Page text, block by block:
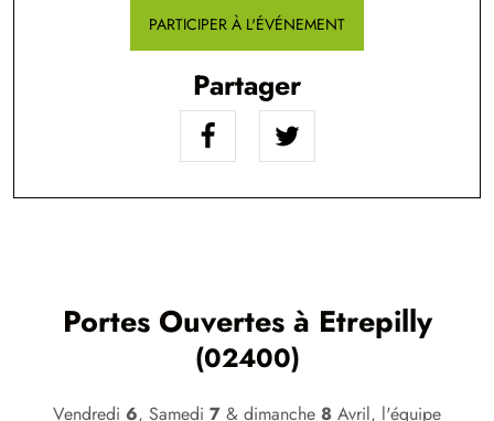
PARTICIPER À L'ÉVÉNEMENT
Partager
Portes Ouvertes à Etrepilly
(02400)
Vendredi 6, Samedi 7 & dimanche 8 Avril, l'équipe